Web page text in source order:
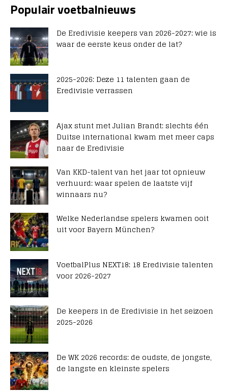
Populair voetbalnieuws
De Eredivisie keepers van 2026-2027: wie is
waar de eerste keus onder de lat?
2025-2026: Deze 11 talenten gaan de
Eredivisie verrassen
Ajax stunt met Julian Brandt: slechts één
Duitse international kwam met meer caps
naar de Eredivisie
Van KKD-talent van het jaar tot opnieuw
verhuurd: waar spelen de laatste vijf
winnaars nu?
Welke Nederlandse spelers kwamen ooit
uit voor Bayern München?
VoetbalPlus NEXT18: 18 Eredivisie talenten
voor 2026-2027
De keepers in de Eredivisie in het seizoen
2025-2026
De WK 2026 records: de oudste, de jongste,
de langste en kleinste spelers